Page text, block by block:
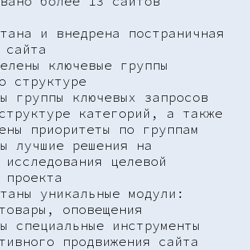
и внедрена постраничная
сайта
ключевые группы
структуре
группы ключевых запросов
категорий, а также
приоритеты по группам
лучшие решения на
исследования целевой
проекта
уникальные модули:
оповещения
специальные инструменты
продвижения сайта